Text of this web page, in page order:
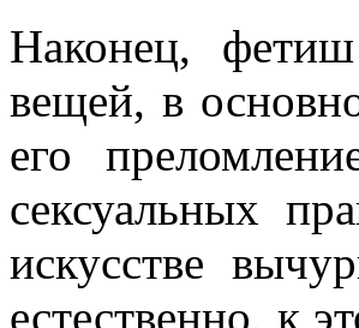
Наконец,
вещей, в
его
сексуальных
искусстве
естественно, к